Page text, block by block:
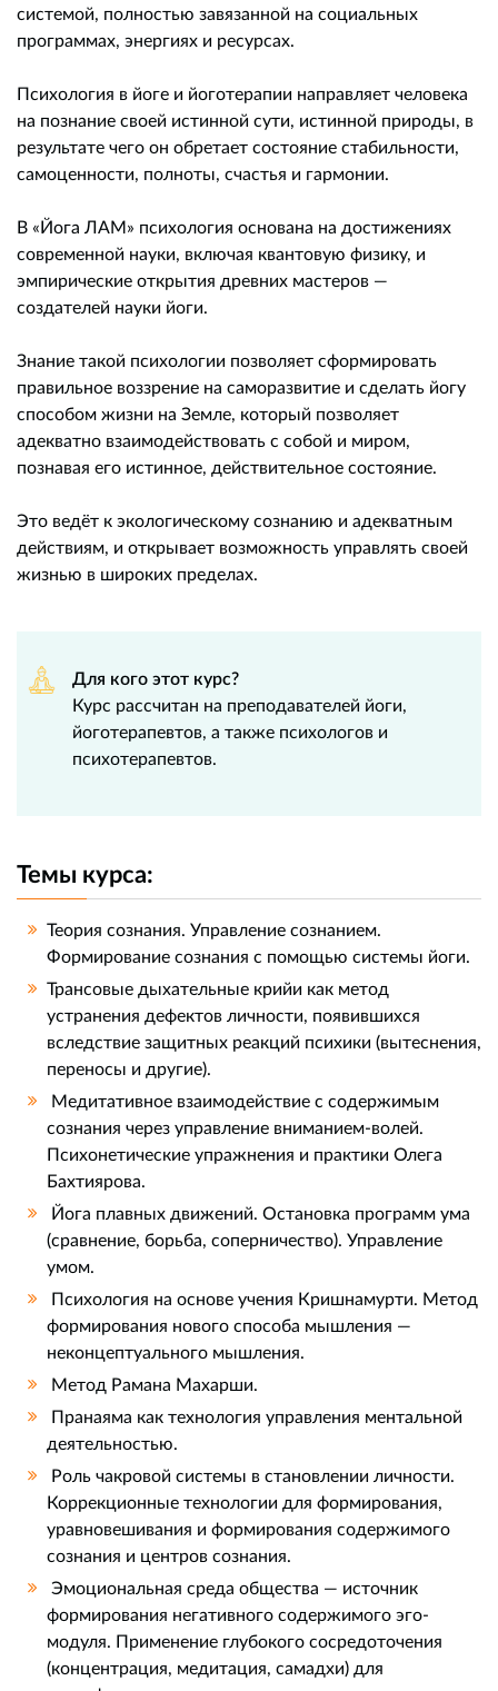
системой, полностью завязанной на социальных
программах, энергиях и ресурсах.
Психология в йоге и йоготерапии направляет человека
на познание своей истинной сути, истинной природы, в
результате чего он обретает состояние стабильности,
самоценности, полноты, счастья и гармонии.
В «Йога ЛАМ» психология основана на достижениях
современной науки, включая квантовую физику, и
эмпирические открытия древних мастеров —
создателей науки йоги.
Знание такой психологии позволяет сформировать
правильное воззрение на саморазвитие и сделать йогу
способом жизни на Земле, который позволяет
адекватно взаимодействовать с собой и миром,
познавая его истинное, действительное состояние.
Это ведёт к экологическому сознанию и адекватным
действиям, и открывает возможность управлять своей
жизнью в широких пределах.
Для кого этот курс?
Курс рассчитан на преподавателей йоги,
йоготерапевтов, а также психологов и
психотерапевтов.
Темы курса:
Теория сознания. Управление сознанием.
Формирование сознания с помощью системы йоги.
Трансовые дыхательные крийи как метод
устранения дефектов личности, появившихся
вследствие защитных реакций психики (вытеснения,
переносы и другие).
Медитативное взаимодействие с содержимым
сознания через управление вниманием-волей.
Психонетические упражнения и практики Олега
Бахтиярова.
Йога плавных движений. Остановка программ ума
(сравнение, борьба, соперничество). Управление
умом.
Психология на основе учения Кришнамурти. Метод
формирования нового способа мышления —
неконцептуального мышления.
Метод Рамана Махарши.
Пранаяма как технология управления ментальной
деятельностью.
Роль чакровой системы в становлении личности.
Коррекционные технологии для формирования,
уравновешивания и формирования содержимого
сознания и центров сознания.
Эмоциональная среда общества — источник
формирования негативного содержимого эго-
модуля. Применение глубокого сосредоточения
(концентрация, медитация, самадхи) для